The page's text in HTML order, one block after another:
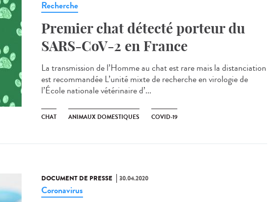
Recherche
Premier chat détecté porteur du
SARS-CoV-2 en France
La transmission de l’Homme au chat est rare mais la distanciation
est recommandée L’unité mixte de recherche en virologie de
l’École nationale vétérinaire d’...
CHAT ANIMAUX DOMESTIQUES COVID-19
DOCUMENT DE PRESSE 30.04.2020
Coronavirus